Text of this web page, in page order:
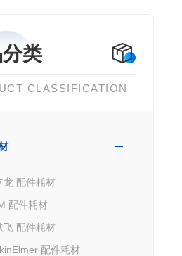
类
CLASSIFICATION
龙 配件耗材
配件耗材
飞 配件耗材
配件耗材